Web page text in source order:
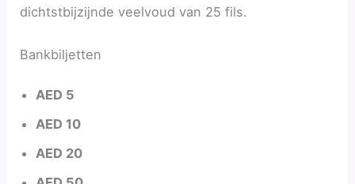
dichtstbijzijnde veelvoud van 25 fils.
Bankbiljetten
AED 5
AED 10
AED 20